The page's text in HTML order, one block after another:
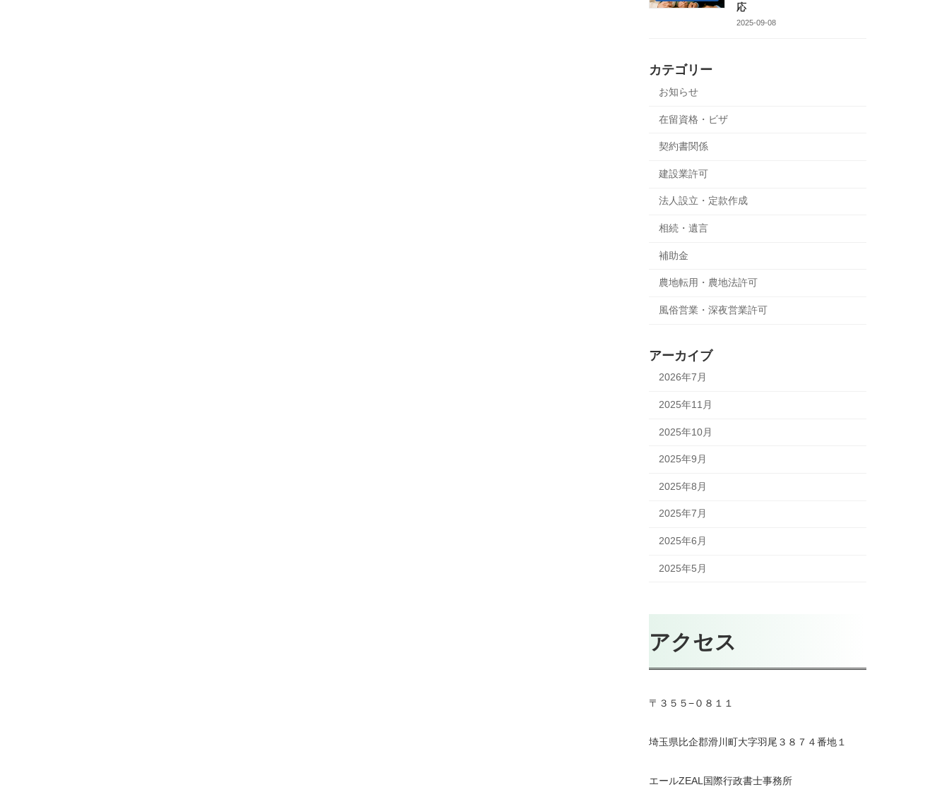
応
2025-09-08
カテゴリー
お知らせ
在留資格・ビザ
契約書関係
建設業許可
法人設立・定款作成
相続・遺言
補助金
農地転用・農地法許可
風俗営業・深夜営業許可
アーカイブ
2026年7月
2025年11月
2025年10月
2025年9月
2025年8月
2025年7月
2025年6月
2025年5月
アクセス
〒３５５−０８１１
埼玉県比企郡滑川町大字羽尾３８７４番地１
エールZEAL国際行政書士事務所